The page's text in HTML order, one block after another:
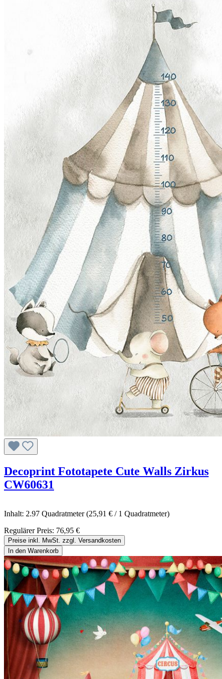
Decoprint Fototapete Cute Walls Zirkus
CW60631
Inhalt: 2.97 Quadratmeter(25,91 € / 1 Quadratmeter)
Regulärer Preis: 76,95 €
Preise inkl. MwSt. zzgl. Versandkosten
In den Warenkorb